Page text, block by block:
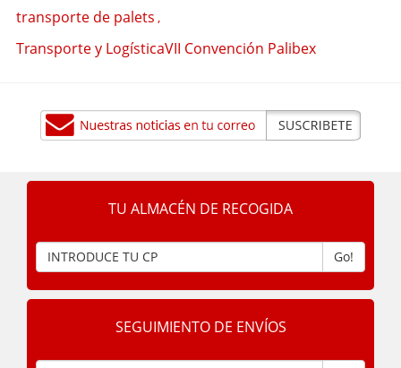
transporte de palets ,
Transporte y LogísticaVII Convención Palibex
TU ALMACÉN DE RECOGIDA
Go!
SEGUIMIENTO DE ENVÍOS